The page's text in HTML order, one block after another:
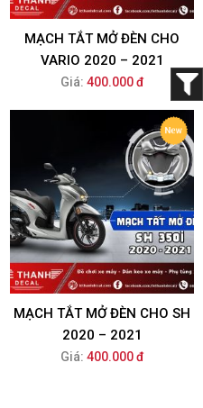
MẠCH TẮT MỞ ĐÈN CHO
VARIO 2020 – 2021
Giá: 400.000 đ
MẠCH TẮT MỞ ĐÈN CHO SH
2020 – 2021
Giá: 400.000 đ